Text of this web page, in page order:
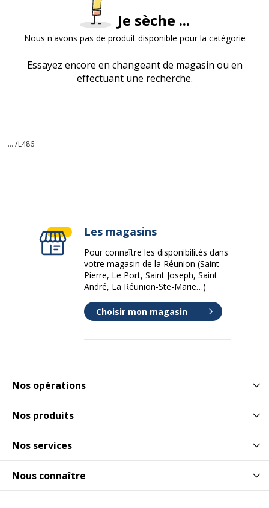
Je sèche ...
Nous n'avons pas de produit disponible pour la catégorie
Essayez encore en changeant de magasin ou en
effectuant une recherche.
... /L486
Nos opérations
Nos produits
Nos services
Nous connaître
Les magasins
Pour connaître les disponibilités dans
votre magasin de la Réunion (Saint
Pierre, Le Port, Saint Joseph, Saint
André, La Réunion-Ste-Marie…)
Choisir mon magasin